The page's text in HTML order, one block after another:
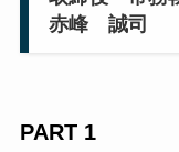
赤峰 誠司
PART 1